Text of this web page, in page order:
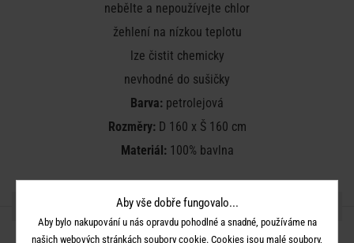
nebělte a nepoužívejte chlor
žehlení na nízkou teplotu
lze čistit chemicky
nevhodné do sušičky
Barva: petrolejová
Rozměry:D 160 x Š 160 cm
Materiál:100% bavlna
SDÍLEJTE S PŘÁTELI
Aby vše dobře fungovalo...
Aby bylo nakupování u nás opravdu pohodlné a snadné, používáme na
našich webových stránkách soubory cookie. Cookies jsou malé soubory,